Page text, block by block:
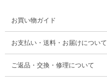
お買い物ガイド
お支払い・送料・お届けについて
ご返品・交換・修理について